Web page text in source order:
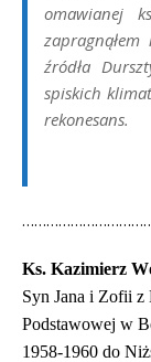
omawianej
źródła
spiskich
rekonesans.
Ks. Kazimierz
Syn Jana i Zofii z
Podstawowej w
1958-1960 do